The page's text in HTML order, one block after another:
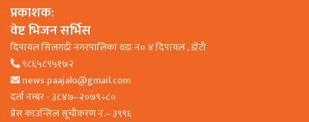
प्रकाशक:
वेष्ट भिजन सर्भिस
दिपायल सिलगढी नगरपालिका वडा न० ४ दिपायल , डाेटी
९८६५८९५१७२
news.paajalo@gmail.com
दर्ता नम्बर - ३८४७–२०७९÷८०
प्रेस काउन्सिल सूचीकरण नं.– ३९९६